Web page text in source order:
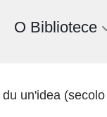
O Bibliotece
un'idea